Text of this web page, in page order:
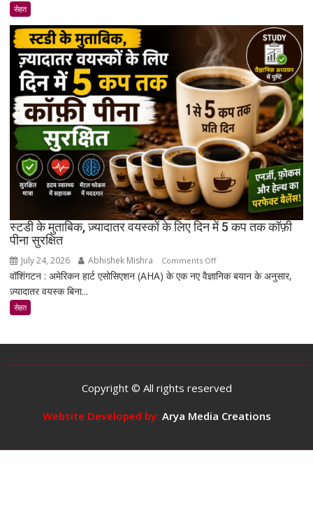
कंपाउंड
खोजा
है
जो
बढ़ने
के
साथ
मांसपेशियों
की
मरम्मत
को
बेहतर
है
सेहत
स्टडी के मुताबिक, ज़्यादातर वयस्कों के लिए दिन में 5 कप तक कॉफ़ी
पीना सुरक्षित
July 24, 2026 Abhishek Mishra Comments Offon
स्टडी
लिए
5
वॉशिंगटन : अमेरिकन हार्ट एसोसिएशन (AHA) के एक नए वैज्ञानिक बयान के अनुसार,
ज़्यादातर वयस्क बिना...
सेहत
Copyright © All rights reserved
Website Developed by: Arya Media Creations